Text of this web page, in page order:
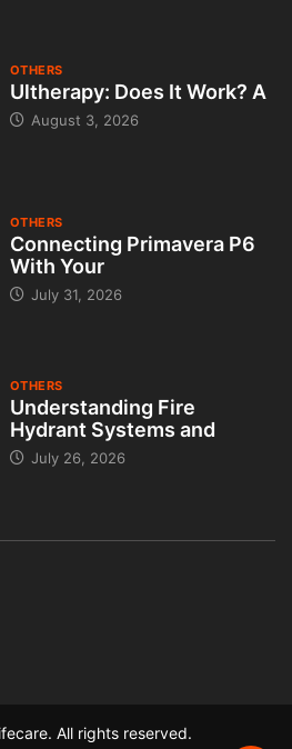
OTHERS
Ultherapy: Does It Work? A
August 3, 2026
OTHERS
Connecting Primavera P6
With Your
July 31, 2026
OTHERS
Understanding Fire
Hydrant Systems and
July 26, 2026
All rights reserved.